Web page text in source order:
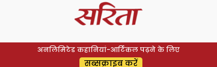
अनलिमिटेड कहानियां-आर्टिकल पढ़ने के लिए
सब्सक्राइब करें